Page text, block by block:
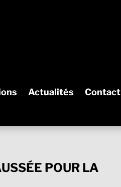
Actualités Contact
POUR LA